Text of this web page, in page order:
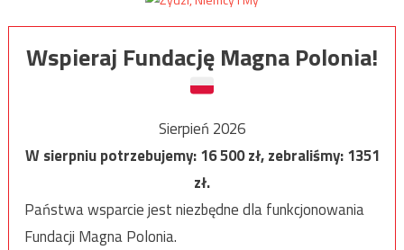
Wspieraj Fundację Magna Polonia!
Sierpień 2026
W sierpniu potrzebujemy:16 500zł, zebraliśmy:1351
zł.
Państwa wsparcie jest niezbędne dla funkcjonowania
Fundacji Magna Polonia.